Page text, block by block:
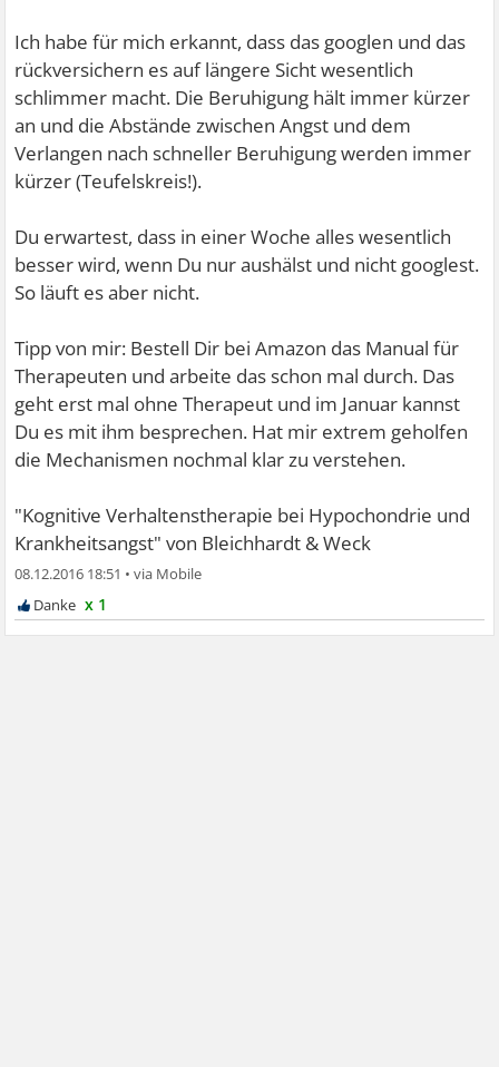
Ich habe für mich erkannt, dass das googlen und das
rückversichern es auf längere Sicht wesentlich
schlimmer macht. Die Beruhigung hält immer kürzer
an und die Abstände zwischen Angst und dem
Verlangen nach schneller Beruhigung werden immer
kürzer (Teufelskreis!).
Du erwartest, dass in einer Woche alles wesentlich
besser wird, wenn Du nur aushälst und nicht googlest.
So läuft es aber nicht.
Tipp von mir: Bestell Dir bei Amazon das Manual für
Therapeuten und arbeite das schon mal durch. Das
geht erst mal ohne Therapeut und im Januar kannst
Du es mit ihm besprechen. Hat mir extrem geholfen
die Mechanismen nochmal klar zu verstehen.
"Kognitive Verhaltenstherapie bei Hypochondrie und
Krankheitsangst" von Bleichhardt & Weck
08.12.2016 18:51 •
x 1